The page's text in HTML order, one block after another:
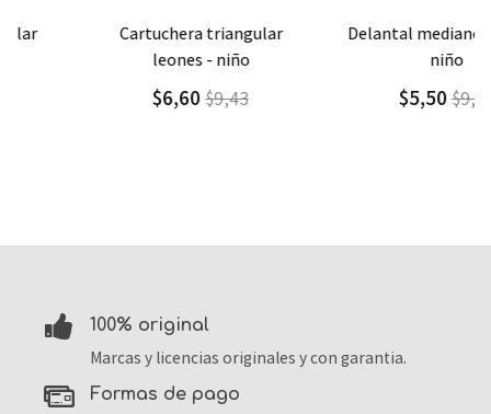
Detalle
leones - niño
$9,43
Agregar Detalle
delantal mediano leones -
$9,17
100% original
Marcas y licencias originales y con garantia.
formas de pago